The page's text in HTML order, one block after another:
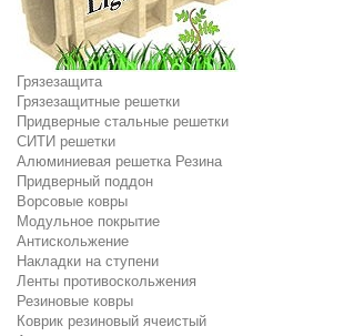
Грязезащита
Грязезащитные решетки
Придверные стальные решетки
СИТИ решетки
Алюминиевая решетка Резина
Придверный поддон
Ворсовые ковры
Модульное покрытие
Антискольжение
Накладки на ступени
Ленты противоскольжения
Резиновые ковры
Коврик резиновый ячеистый